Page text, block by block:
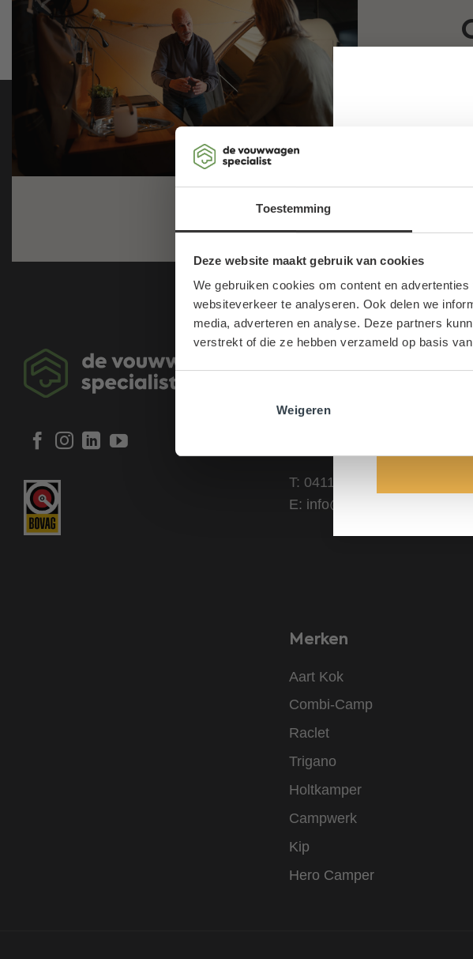
Maak
Schrijf u in
*
Toestemming
Deze website maakt gebruik van cookies
We gebruiken cookies om content en
websiteverkeer te analyseren. Ook delen we
media, adverteren en analyse. Deze partners
verstrekt of die ze hebben verzameld op basis
Weigeren
Mijlstraat 24-25
T: 0411 683 601
E:
Merken
Aart Kok
Combi-Camp
Raclet
Trigano
Holtkamper
Campwerk
Kip
Hero Camper